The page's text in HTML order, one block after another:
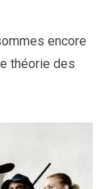
encore
théorie des